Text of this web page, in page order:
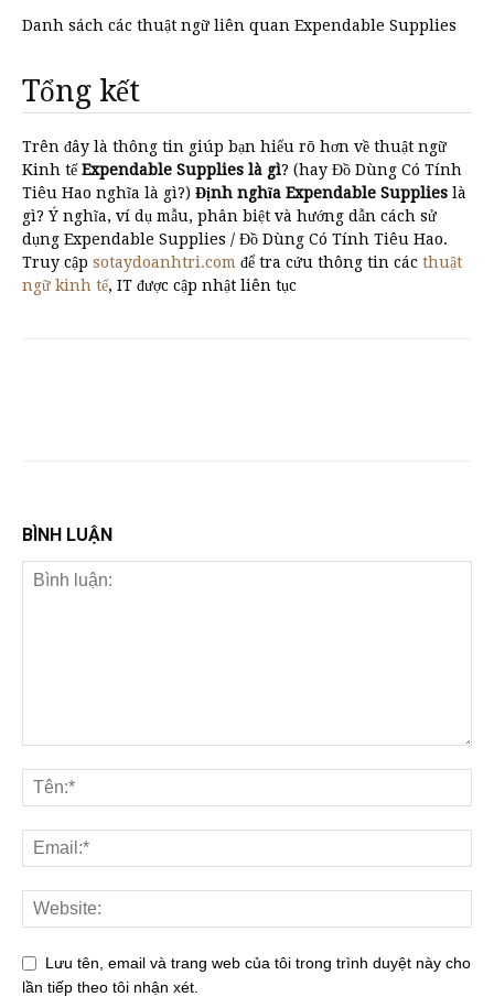
Danh sách các thuật ngữ liên quan Expendable Supplies
Tổng kết
Trên đây là thông tin giúp bạn hiểu rõ hơn về thuật ngữ
Kinh tếExpendable Supplies là gì? (hay Đồ Dùng Có Tính
Tiêu Hao nghĩa là gì?) Định nghĩa Expendable Supplies là
gì? Ý nghĩa, ví dụ mẫu, phân biệt và hướng dẫn cách sử
dụng Expendable Supplies / Đồ Dùng Có Tính Tiêu Hao.
Truy cập sotaydoanhtri.com để tra cứu thông tin các thuật
ngữ kinh tế, IT được cập nhật liên tục
BÌNH LUẬN
Lưu tên, email và trang web của tôi trong trình duyệt này cho
lần tiếp theo tôi nhận xét.